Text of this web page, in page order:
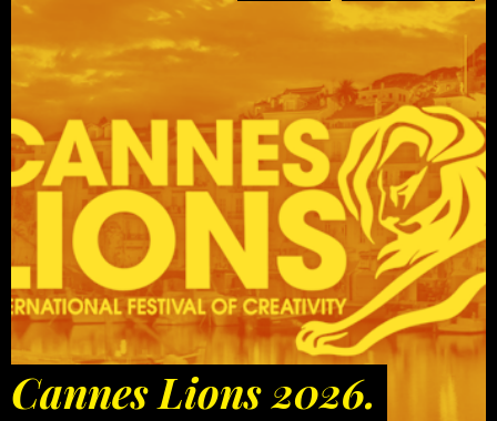
Cannes Lions 2026.